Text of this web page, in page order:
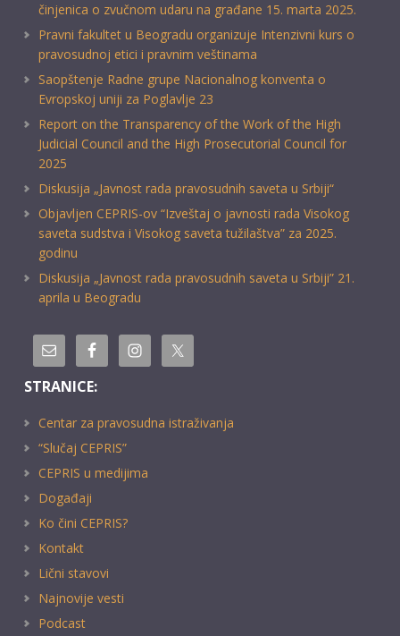
činjenica o zvučnom udaru na građane 15. marta 2025.
Pravni fakultet u Beogradu organizuje Intenzivni kurs o
pravosudnoj etici i pravnim veštinama
Saopštenje Radne grupe Nacionalnog konventa o
Evropskoj uniji za Poglavlje 23
Report on the Transparency of the Work of the High
Judicial Council and the High Prosecutorial Council for
2025
Diskusija „Javnost rada pravosudnih saveta u Srbiji“
Objavljen CEPRIS-ov “Izveštaj o javnosti rada Visokog
saveta sudstva i Visokog saveta tužilaštva” za 2025.
godinu
Diskusija „Javnost rada pravosudnih saveta u Srbiji” 21.
aprila u Beogradu
STRANICE:
Centar za pravosudna istraživanja
“Slučaj CEPRIS”
CEPRIS u medijima
Događaji
Ko čini CEPRIS?
Kontakt
Lični stavovi
Najnovije vesti
Podcast